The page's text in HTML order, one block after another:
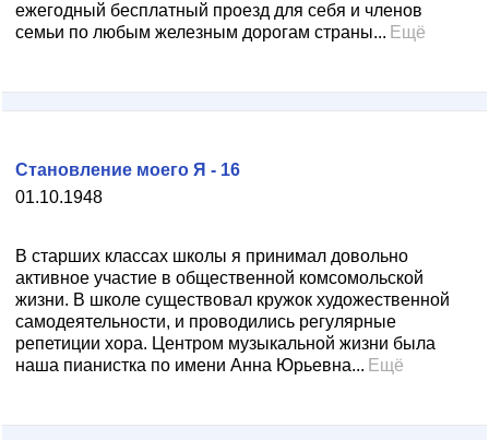
ежегодный бесплатный проезд для себя и членов
семьи по любым железным дорогам страны... Ещё
01.10.1948
Становление моего Я - 16
В старших классах школы я принимал довольно
активное участие в общественной комсомольской
жизни. В школе существовал кружок художественной
самодеятельности, и проводились регулярные
репетиции хора. Центром музыкальной жизни была
наша пианистка по имени Анна Юрьевна... Ещё